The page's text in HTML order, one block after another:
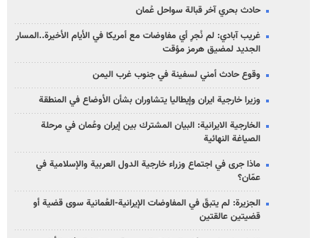
حادث بحري آخر قبالة سواحل عُمان
غريب آبادي: لم نُجرِ أي مفاوضات مع أمريكا في الأيام الأخيرة..المسار
الجديد لمضيق هرمز مؤقت
وقوع حادث أمني لسفينة في جنوب غرب اليمن
وزيرا خارجية ايران وإيطاليا يتشاوران بشأن الأوضاع في المنطقة
الخارجية الايرانية: البيان المشترك بين إيران وعُمان في مرحلة
الصياغة النهائية
ماذا جرى في اجتماع وزراء خارجية الدول العربية والإسلامية في
عمّان؟
الجزيرة: لم يتبقّ في المفاوضات الإيرانية-العُمانية سوى قضية أو
قضيتين عالقتين